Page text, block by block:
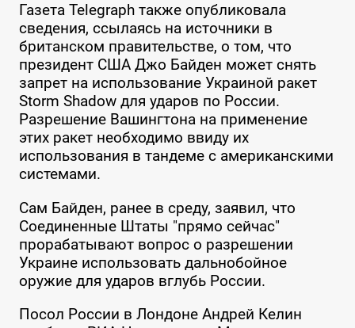
Газета Telegraph также опубликовала
сведения, ссылаясь на источники в
британском правительстве, о том, что
президент США Джо Байден может снять
запрет на использование Украиной ракет
Storm Shadow для ударов по России.
Разрешение Вашингтона на применение
этих ракет необходимо ввиду их
использования в тандеме с американскими
системами.
Сам Байден, ранее в среду, заявил, что
Соединенные Штаты "прямо сейчас"
прорабатывают вопрос о разрешении
Украине использовать дальнобойное
оружие для ударов вглубь России.
Посол России в Лондоне Андрей Келин